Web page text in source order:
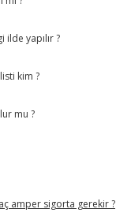
ilde yapılır ?
kim ?
mu ?
amper sigorta gerekir ?